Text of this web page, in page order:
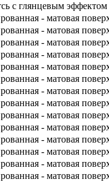
с глянцевым эффектом
- матовая
- матовая
- матовая
- матовая
- матовая
- матовая
- матовая
- матовая
- матовая
- матовая
- матовая
- матовая
- матовая
- матовая